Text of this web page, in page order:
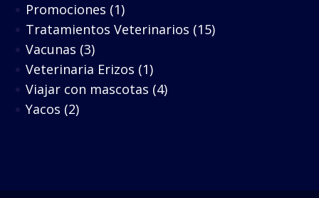
Promociones (1)
Tratamientos Veterinarios (15)
Vacunas (3)
Veterinaria Erizos (1)
Viajar con mascotas (4)
Yacos (2)